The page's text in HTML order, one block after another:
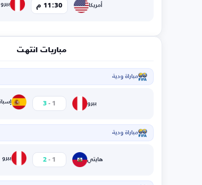
أمريكا 11:30 م بيرو
مباريات انتهت
مباراة ودية
بيرو 1
-
3
مباراة ودية
هايتي 1
-
2 بيرو